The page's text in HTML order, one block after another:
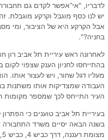
לדבריו, "אי־אפשר לקדם גם
יש לנו כסף מוגבל וקרקע מוגבלת.
אבל הקרקע היא של הציבור, ומי
בחניה?".
לאחרונה ראש עיריית תל אביב רון
בהתייחסו לחניון הענק שצפוי
מעליו דגל שחור, ויש לעצור אותו.
העבודה שמצדיקות אותו משתנות
העיר התייחס לכך שמספר מקומות החניה
בעיריית תל אביב טוענים כי
בשנה הבאה יסיים משרד התחבורה